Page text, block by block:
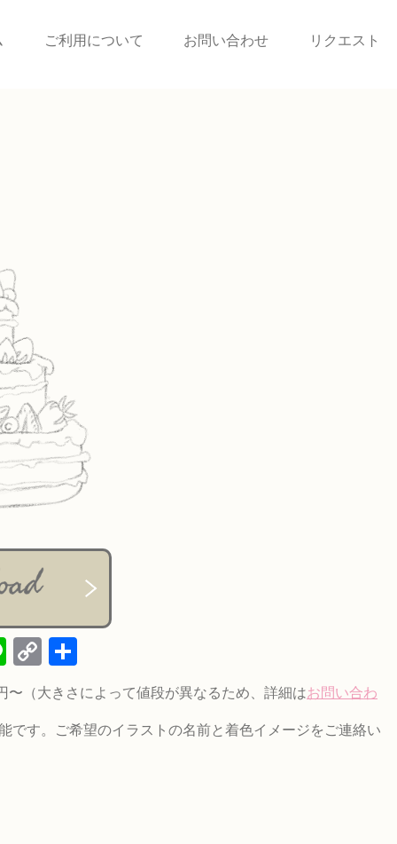
ご利用について お問い合わせ リクエスト
LineCopy
Link有
〜（大きさによって値段が異なるため、詳細はお問い合わ
です。ご希望のイラストの名前と着色イメージをご連絡い